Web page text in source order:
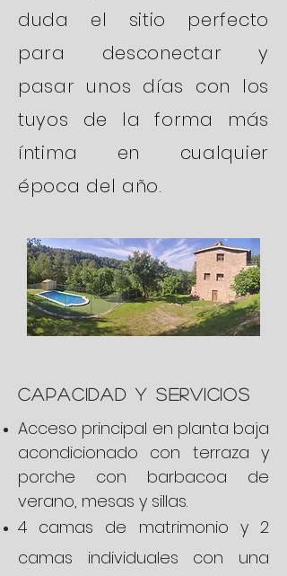
duda
el sitio perfecto
para desconectar y
pasar unos días con los
tuyos de la forma más
íntima en cualquier
época del año.
CAPACIDAD Y SERVICIOS
Acceso principal en planta baja
acondicionado con terraza y
porche con barbacoa de
verano, mesas y sillas.
4 camas de matrimonio y 2
camas individuales con una